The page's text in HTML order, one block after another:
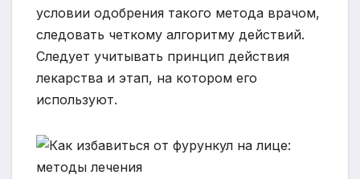
условии одобрения такого метода врачом,
следовать четкому алгоритму действий.
Следует учитывать принцип действия
лекарства и этап, на котором его
используют.